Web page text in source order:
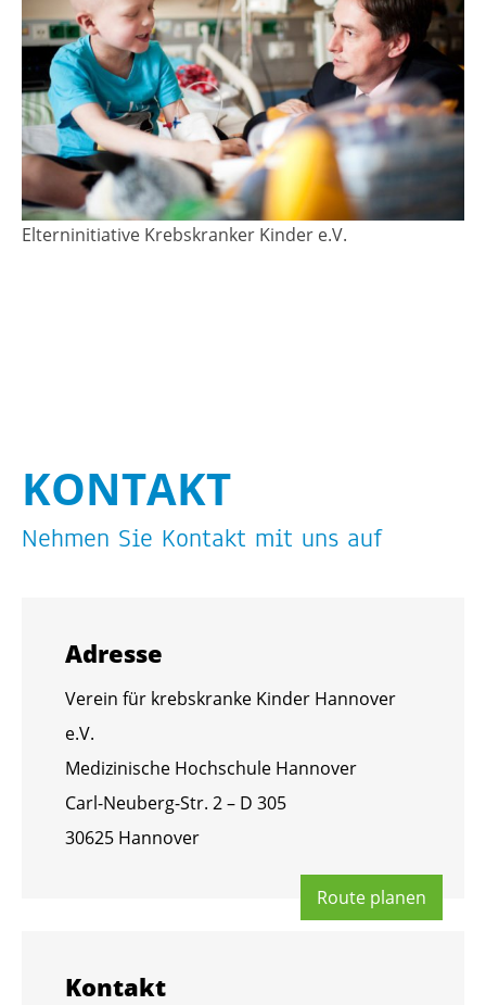
El­tern­in­itia­ti­ve Krebs­kran­ker Kin­der e.V.
KON­TAKT
Neh­men Sie Kon­takt mit uns auf
Adres­se
Ver­ein für krebs­kran­ke Kin­der Han­no­ver
e.V.
Me­di­zi­ni­sche Hoch­schu­le Han­no­ver
Carl-Neu­berg-Str. 2 – D 305
30625 Han­no­ver
Route pla­nen
Kon­takt